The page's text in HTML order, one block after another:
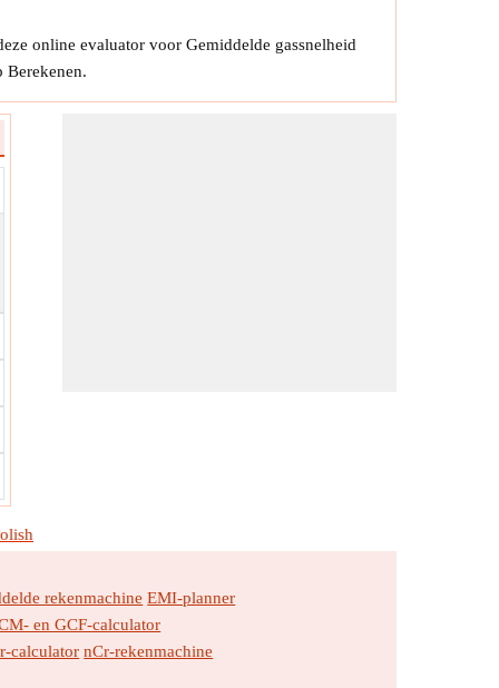
online evaluator voor Gemiddelde gassnelheid
rekenmachine EMI-planner
en GCF-calculator
calculator nCr-rekenmachine